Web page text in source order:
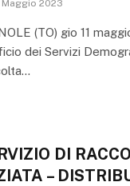
Maggio 2023
(TO) gio 11
dei Servizi
DI
–